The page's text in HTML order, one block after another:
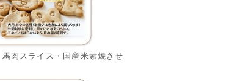
肉スライス・国産米素焼きせ